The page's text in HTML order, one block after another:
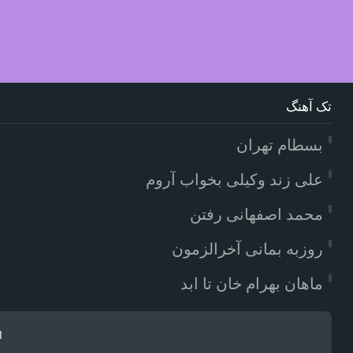
تک آهنگ
بسطام تهران
علی زند وکیلی بخواب آروم
محمد اصفهانی رفتن
روزبه بمانی آخرالزمون
ماهان بهرام خان تا ابد